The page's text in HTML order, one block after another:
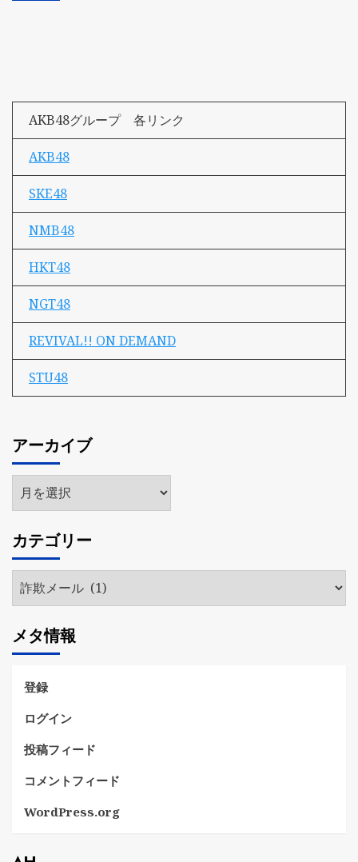
AKB48グループ 各リンク
AKB48
SKE48
NMB48
HKT48
NGT48
REVIVAL!! ON DEMAND
STU48
アーカイブ
ア
ー
イ
ブ
カテゴリー
カ
テ
リ
ー
メタ情報
登録
ログイン
投稿フィード
コメントフィード
WordPress.org